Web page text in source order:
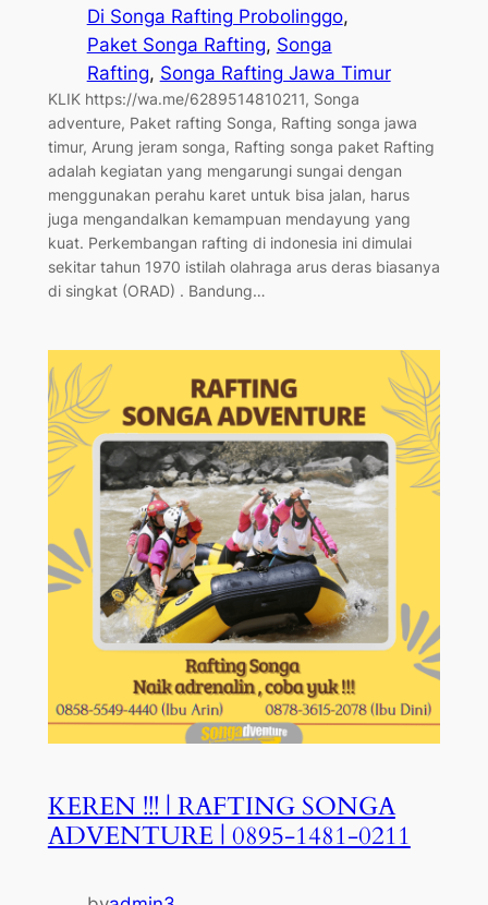
Di Songa Rafting Probolinggo
Paket Songa Rafting, Songa
Rafting, Songa Rafting Jawa Timur
KLIK https://wa.me/6289514810211, Songa
adventure, Paket rafting Songa, Rafting songa jawa
timur, Arung jeram songa, Rafting songa paket Rafting
adalah kegiatan yang mengarungi sungai dengan
menggunakan perahu karet untuk bisa jalan, harus
juga mengandalkan kemampuan mendayung yang
kuat. Perkembangan rafting di indonesia ini dimulai
sekitar tahun 1970 istilah olahraga arus deras biasanya
di singkat (ORAD) . Bandung…
KEREN !!! | RAFTING SONGA
ADVENTURE | 0895-1481-0211